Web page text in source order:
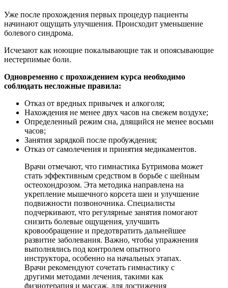
Уже после прохождения первых процедур пациенты
начинают ощущать улучшения. Происходит уменьшение
болевого синдрома.
Исчезают как ноющие покалывающие так и опоясывающие
нестерпимые боли.
Одновременно с прохождением курса необходимо
соблюдать несложные правила:
Отказ от вредных привычек и алкоголя;
Нахождения не менее двух часов на свежем воздухе;
Определенный режим сна, длящийся не менее восьми
часов;
Занятия зарядкой после пробуждения;
Отказ от самолечения и принятия медикаментов.
Врачи отмечают, что гимнастика Бутримова может
стать эффективным средством в борьбе с шейным
остеохондрозом. Эта методика направлена на
укрепление мышечного корсета шеи и улучшение
подвижности позвоночника. Специалисты
подчеркивают, что регулярные занятия помогают
снизить болевые ощущения, улучшить
кровообращение и предотвратить дальнейшее
развитие заболевания. Важно, чтобы упражнения
выполнялись под контролем опытного
инструктора, особенно на начальных этапах.
Врачи рекомендуют сочетать гимнастику с
другими методами лечения, такими как
физиотерапия и массаж, для достижения